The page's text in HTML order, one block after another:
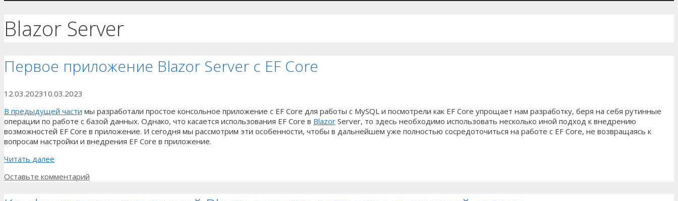
Blazor Server
Первое приложение Blazor Server с EF Core
12.03.202310.03.2023
В предыдущей части мы разработали простое консольное приложение с EF Core для работы с MySQL и посмотрели как EF Core упрощает нам разработку, беря на себя рутинные
операции по работе с базой данных. Однако, что касается использования EF Core в Blazor Server, то здесь необходимо использовать несколько иной подход к внедрению
возможностей EF Core в приложение. И сегодня мы рассмотрим эти особенности, чтобы в дальнейшем уже полностью сосредоточиться на работе с EF Core, не возвращаясь к
вопросам настройки и внедрения EF Core в приложение.
Читать далее
Оставьте комментарий